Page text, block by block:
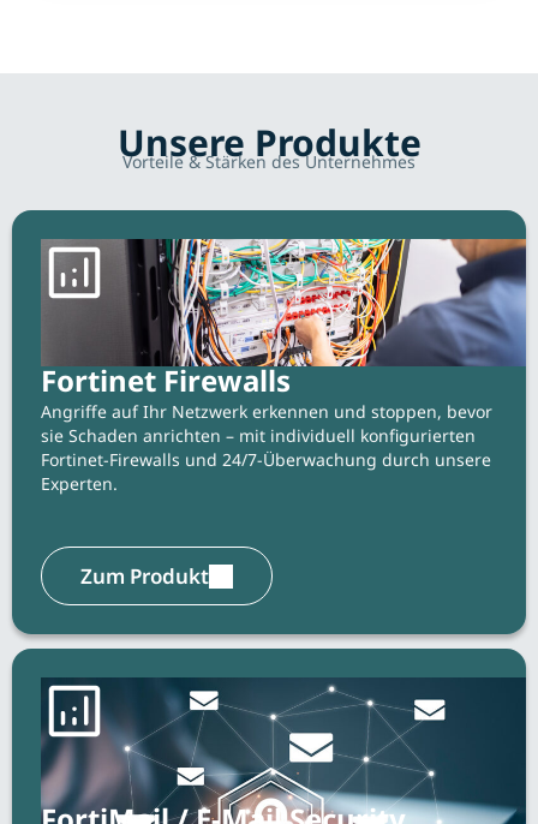
Unsere Produkte
Vorteile & Stärken des Unternehmes
Fortinet Firewalls
Angriffe auf Ihr Netzwerk erkennen und stoppen, bevor
sie Schaden anrichten – mit individuell konfigurierten
Fortinet-Firewalls und 24/7-Überwachung durch unsere
Experten.
Zum Produkt